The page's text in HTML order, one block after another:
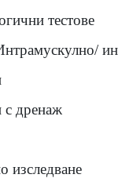
тестове
с дренаж
изследване